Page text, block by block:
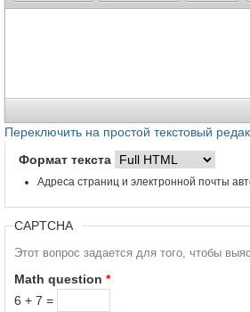
Переключить на простой текстовый
Формат текста
Адреса страниц и электронной почты
CAPTCHA
Этот вопрос задается для того, чтобы
Math question *
6 + 7 =